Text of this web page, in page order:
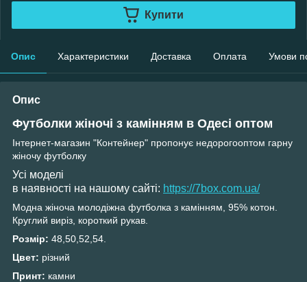
Купити
Опис Характеристики Доставка Оплата Умови
Опис
Футболки жіночі з камінням в Одесі оптом
Інтернет-магазин "Контейнер" пропонує недорогооптом гарну
жіночу футболку
Усі моделі
в наявності на нашому сайті: https://7box.com.ua/
Модна жіноча молодіжна футболка з камінням, 95% котон.
Круглий виріз, короткий рукав.
Розмір: 48,50,52,54.
Цвет: різний
Принт: камни